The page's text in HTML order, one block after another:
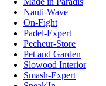
Nauti-Wave
On-Fight
Padel-Expert
Pecheur-Store
Pet and Garden
Slowood Interior
Smash-Expert